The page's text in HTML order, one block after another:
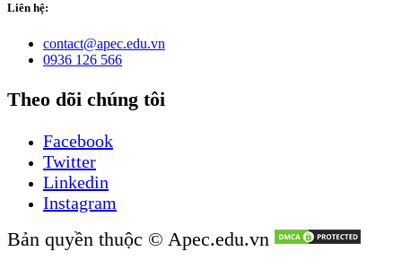
Liên hệ:
​​​​​​​​contact@apec.e​du​.​vn​
0936 126 566
Theo dõi chúng tôi
Facebook
Twitter
Linkedin
Instagram
Bản quyền thuộc © Apec.edu.vn